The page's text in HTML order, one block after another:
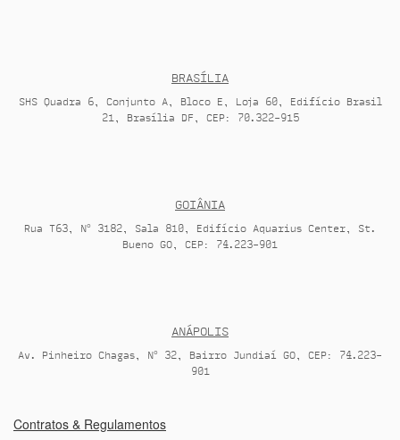
BRASÍLIA
SHS Quadra 6, Conjunto A, Bloco E, Loja 60, Edifício Brasil
21, Brasília DF, CEP: 70.322-915
GOIÂNIA
Rua T63, N° 3182, Sala 810, Edifício Aquarius Center, St.
Bueno GO, CEP: 74.223-901
ANÁPOLIS
Av. Pinheiro Chagas, N° 32, Bairro Jundiaí GO, CEP: 74.223-
901
Contratos & Regulamentos